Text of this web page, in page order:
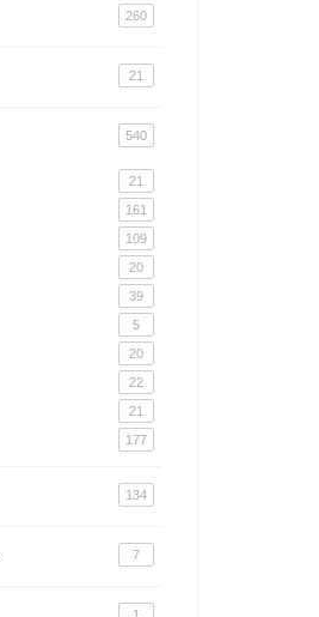
260
21
540
21
161
109
20
39
5
20
22
21
177
134
7